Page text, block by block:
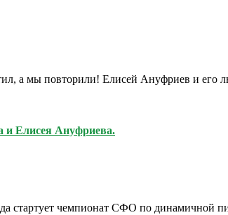
а мы повторили! Елисей Ануфриев и его
и Елисея Ануфриева.
стартует чемпионат СФО по